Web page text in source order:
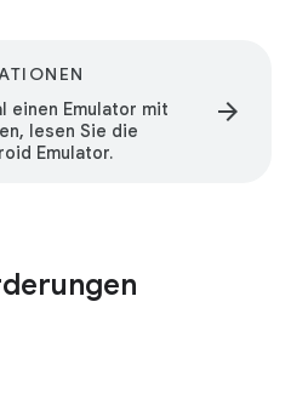
einen Emulator mit
lesen Sie die
Emulator.
arrow_forward